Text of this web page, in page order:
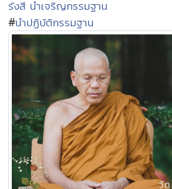
รังสี นำเจริญกรรมฐาน
#นำปฏิบัติกรรมฐาน